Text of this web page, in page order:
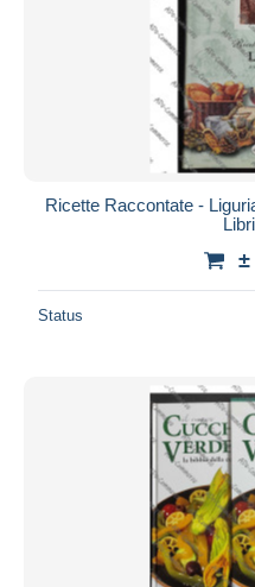
Ricette Raccontate -
±
Status